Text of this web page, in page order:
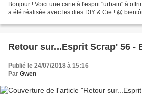
Bonjour ! Voici une carte à l'esprit "urbain" à
a été réalisée avec les dies DIY & Cie ! @
Retour sur...Esprit Scrap' 56 -
Publié le 24/07/2018 à 15:16
Par Gwen